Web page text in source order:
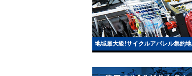
地域最大級!サイクルアパレル集約地